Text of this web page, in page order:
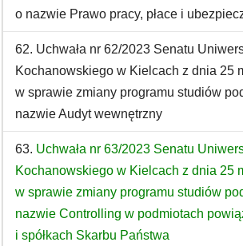
o nazwie Prawo pracy, płace i
62. Uchwała nr 62/2023 Senatu
Kochanowskiego w Kielcach z dnia 25
w sprawie zmiany programu studiów
nazwie Audyt wewnętrzny
63. Uchwała nr 63/2023 Senatu
Kochanowskiego w Kielcach z dnia 25
w sprawie zmiany programu studiów
nazwie Controlling w podmiotach
i spółkach Skarbu Państwa